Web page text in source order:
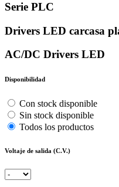
Serie PLC
Drivers LED carcasa
AC/DC Drivers LED
Disponibilidad
Con stock disponible
Sin stock disponible
Todos los productos
Voltaje de salida (C.V.)